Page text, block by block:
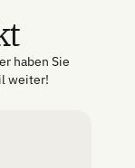
haben Sie
weiter!